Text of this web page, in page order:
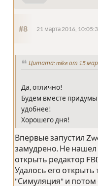
#8 21 марта 2016,
Цитата: mike от 15
Да, отлично!
Будем вместе
удобнее!
Хорошего дня!
Впервые запустил
замудрено. Не
открыть редактор
Удалось его
"Симуляция" и потом